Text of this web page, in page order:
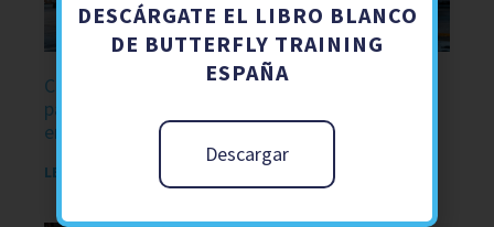
Curso DGR 7+8 IATA 2026: la formación esencial
para aceptar y manipular mercancías peligrosas
en el transporte aéreo
LEER MÁS »
DESCÁRGATE EL LIBRO BLANCO
DE BUTTERFLY TRAINING
ESPAÑA
Descargar